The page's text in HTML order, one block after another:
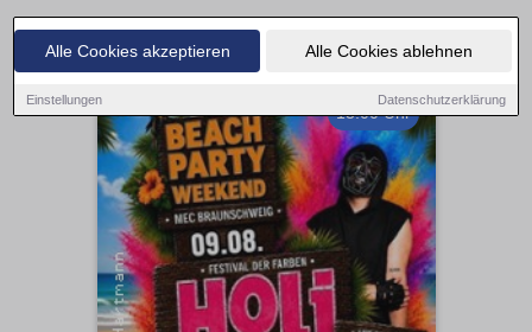
Alle Cookies akzeptieren Alle Cookies ablehnen
Einstellungen Datenschutzerklärung
13:00 Uhr